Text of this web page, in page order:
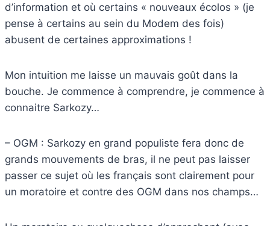
d’information et où certains « nouveaux écolos » (je
pense à certains au sein du Modem des fois)
abusent de certaines approximations !
Mon intuition me laisse un mauvais goût dans la
bouche. Je commence à comprendre, je commence à
connaitre Sarkozy…
– OGM : Sarkozy en grand populiste fera donc de
grands mouvements de bras, il ne peut pas laisser
passer ce sujet où les français sont clairement pour
un moratoire et contre des OGM dans nos champs…